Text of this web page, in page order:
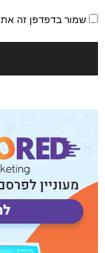
שמור בדפדפן זה